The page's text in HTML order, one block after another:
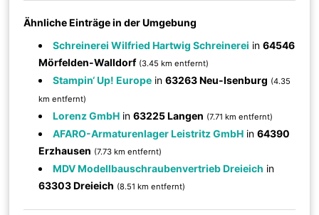
Ähnliche Einträge in der Umgebung
Schreinerei Wilfried Hartwig Schreinerei in64546
Mörfelden-Walldorf (3.45 km entfernt)
Stampin‘ Up! Europe in63263 Neu-Isenburg (4.35
km entfernt)
Lorenz GmbH in63225 Langen (7.71 km entfernt)
AFARO-Armaturenlager Leistritz GmbH in64390
Erzhausen (7.73 km entfernt)
MDV Modellbauschraubenvertrieb Dreieich in
63303 Dreieich (8.51 km entfernt)